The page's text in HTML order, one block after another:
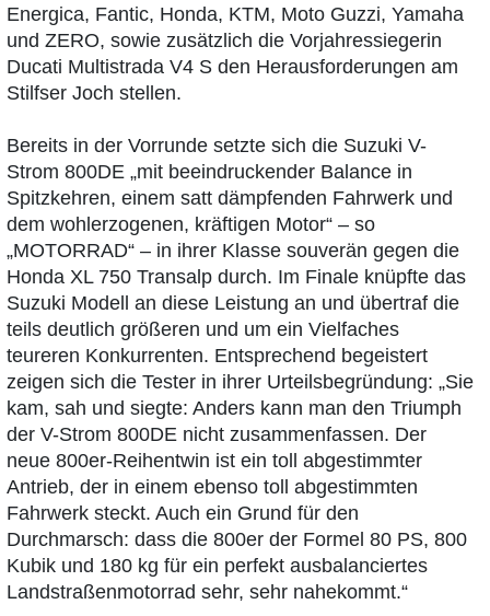
Energica, Fantic, Honda, KTM, Moto Guzzi, Yamaha
und ZERO, sowie zusätzlich die Vorjahressiegerin
Ducati Multistrada V4 S den Herausforderungen am
Stilfser Joch stellen.
Bereits in der Vorrunde setzte sich die Suzuki V-
Strom 800DE „mit beeindruckender Balance in
Spitzkehren, einem satt dämpfenden Fahrwerk und
dem wohlerzogenen, kräftigen Motor“ – so
„MOTORRAD“ – in ihrer Klasse souverän gegen die
Honda XL 750 Transalp durch. Im Finale knüpfte das
Suzuki Modell an diese Leistung an und übertraf die
teils deutlich größeren und um ein Vielfaches
teureren Konkurrenten. Entsprechend begeistert
zeigen sich die Tester in ihrer Urteilsbegründung: „Sie
kam, sah und siegte: Anders kann man den Triumph
der V-Strom 800DE nicht zusammenfassen. Der
neue 800er-Reihentwin ist ein toll abgestimmter
Antrieb, der in einem ebenso toll abgestimmten
Fahrwerk steckt. Auch ein Grund für den
Durchmarsch: dass die 800er der Formel 80 PS, 800
Kubik und 180 kg für ein perfekt ausbalanciertes
Landstraßenmotorrad sehr, sehr nahekommt.“